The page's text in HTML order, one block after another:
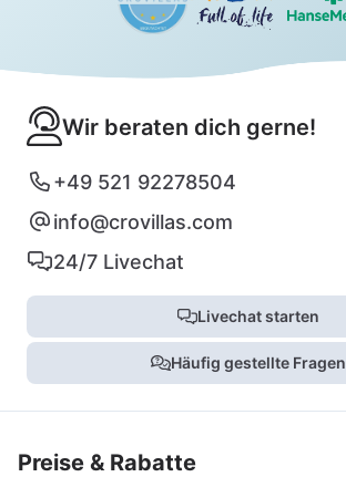
Wir beraten dich gerne!
+49 521 92278504
info@crovillas.com
24/7 Livechat
Livechat starten
Häufig gestellte Fragen
Preise & Rabatte